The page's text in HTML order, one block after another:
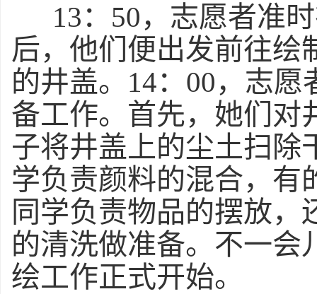
13：50，志愿者准
后，他们便出发前往绘
的井盖。14：00，志
备工作。首先，她们对
子将井盖上的尘土扫除
学负责颜料的混合，有
同学负责物品的摆放，
的清洗做准备。不一会
绘工作正式开始。